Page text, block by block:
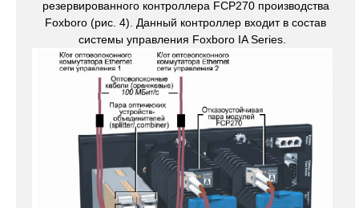
резервированного контроллера FCP270 производства
Foxboro (рис. 4). Данный контроллер входит в состав
системы управления Foxboro IA Series.